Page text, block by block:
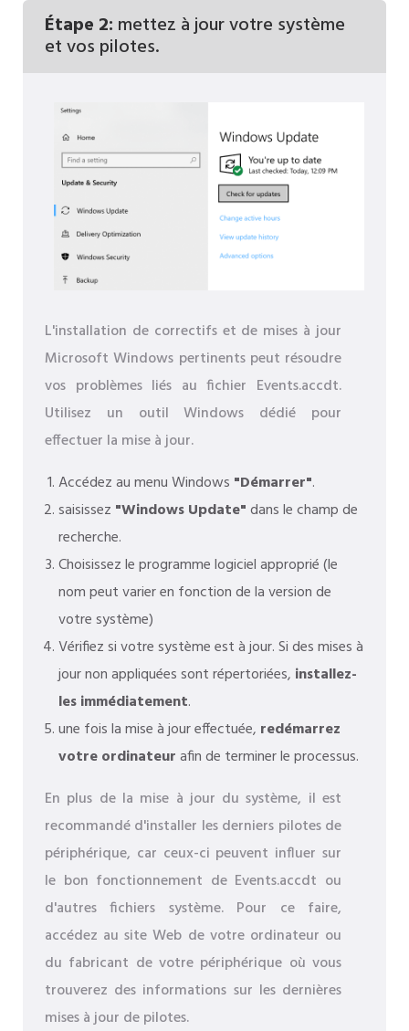
Étape 2: mettez à jour votre système
et vos pilotes.
L'installation de correctifs et de mises à jour
Microsoft Windows pertinents peut résoudre
vos problèmes liés au fichier Events.accdt.
Utilisez un outil Windows dédié pour
effectuer la mise à jour.
Accédez au menu Windows "Démarrer".
saisissez "Windows Update"dans le champ de
recherche.
Choisissez le programme logiciel approprié (le
nom peut varier en fonction de la version de
votre système)
Vérifiez si votre système est à jour. Si des mises à
jour non appliquées sont répertoriées, installez-
les immédiatement.
une fois la mise à jour effectuée, redémarrez
votre ordinateurafin de terminer le processus.
En plus de la mise à jour du système, il est
recommandé d'installer les derniers pilotes de
périphérique, car ceux-ci peuvent influer sur
le bon fonctionnement de Events.accdt ou
d'autres fichiers système. Pour ce faire,
accédez au site Web de votre ordinateur ou
du fabricant de votre périphérique où vous
trouverez des informations sur les dernières
mises à jour de pilotes.